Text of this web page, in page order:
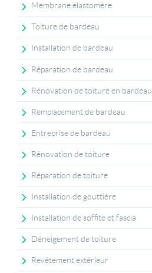
Membrane élastomère
Toiture de bardeau
Installation de bardeau
Réparation de bardeau
Rénovation de toiture en bardeau
Remplacement de bardeau
Entreprise de bardeau
Rénovation de toiture
Réparation de toiture
Installation de gouttière
Installation de soffite et fascia
Déneigement de toiture
Revêtement extérieur